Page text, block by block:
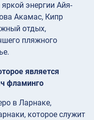
энергии Айя-
Акамас, Кипр
отдых,
пляжного
является
фламинго
в Ларнаке,
которое служит